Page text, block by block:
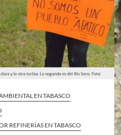
EN TABASCO
REFINERÍAS EN TABASCO